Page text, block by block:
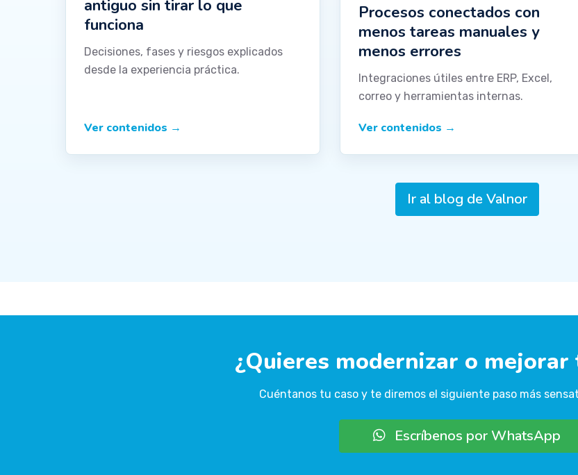
antiguo sin tirar lo que
funciona
Decisiones, fases y riesgos explicados
desde la experiencia práctica.
Ver contenidos →
Procesos conectados con
menos tareas manuales y
menos errores
Integraciones útiles entre ERP, Excel,
correo y herramientas internas.
Ver contenidos →
Ir al blog de Valnor
¿Quieres modernizar o mejorar
Cuéntanos tu caso y te diremos el siguiente paso más
Escríbenos por WhatsApp